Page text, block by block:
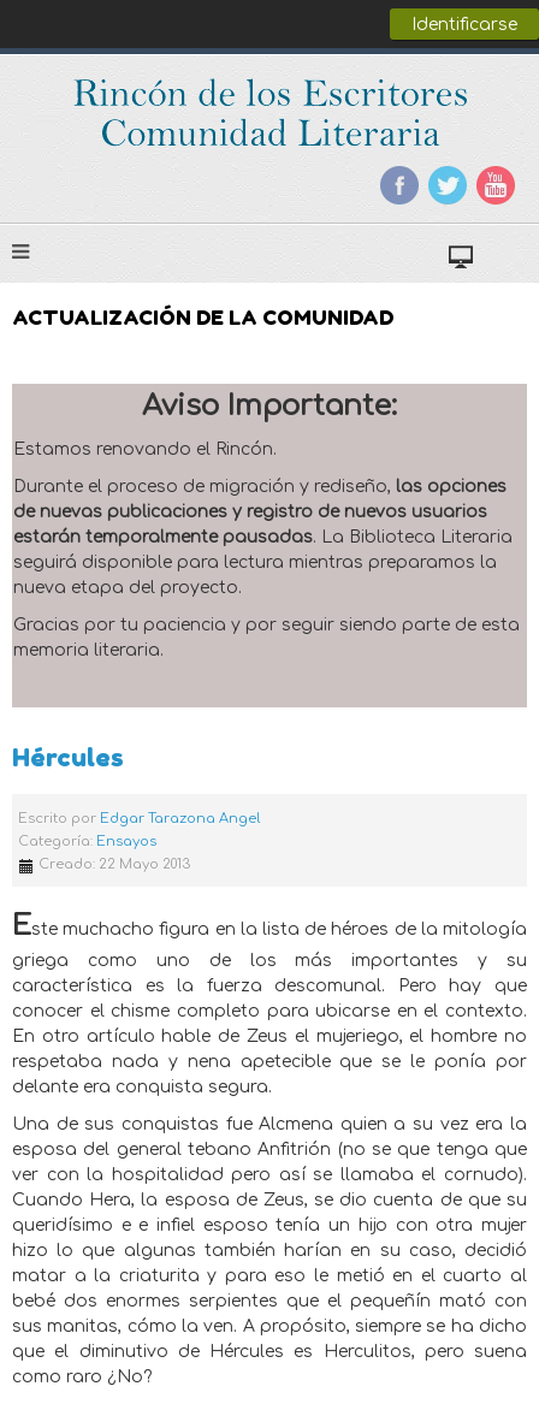
Identificarse
ACTUALIZACIÓN DE LA COMUNIDAD
Aviso Importante:
Estamos renovando el Rincón.
Durante el proceso de migración y rediseño, las opciones
de nuevas publicaciones y registro de nuevos usuarios
estarán temporalmente pausadas. La Biblioteca Literaria
seguirá disponible para lectura mientras preparamos la
nueva etapa del proyecto.
Gracias por tu paciencia y por seguir siendo parte de esta
memoria literaria.
Hércules
Escrito por Edgar Tarazona Angel
Categoría: Ensayos
Creado: 22 Mayo 2013
Este muchacho figura en la lista de héroes de la mitología
griega como uno de los más importantes y su
característica es la fuerza descomunal. Pero hay que
conocer el chisme completo para ubicarse en el contexto.
En otro artículo hable de Zeus el mujeriego, el hombre no
respetaba nada y nena apetecible que se le ponía por
delante era conquista segura.
Una de sus conquistas fue Alcmena quien a su vez era la
esposa del general tebano Anfitrión (no se que tenga que
ver con la hospitalidad pero así se llamaba el cornudo).
Cuando Hera, la esposa de Zeus, se dio cuenta de que su
queridísimo e e infiel esposo tenía un hijo con otra mujer
hizo lo que algunas también harían en su caso, decidió
matar a la criaturita y para eso le metió en el cuarto al
bebé dos enormes serpientes que el pequeñín mató con
sus manitas, cómo la ven. A propósito, siempre se ha dicho
que el diminutivo de Hércules es Herculitos, pero suena
como raro ¿No?